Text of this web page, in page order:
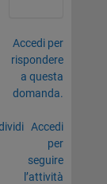
Accedi per
rispondere
a questa
domanda.
Accedi
per
seguire
l’attività